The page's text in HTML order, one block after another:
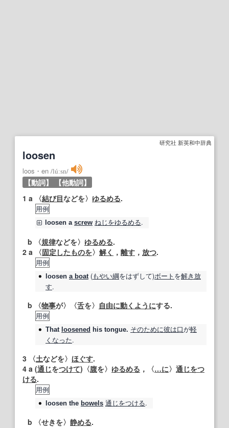
研究社 新英和中辞典
loosen
loos・en /lúːsn/
【動詞】
【他動詞】
1 a 〈結び目などを〉 ゆるめる.
用例
loosen a screw ねじをゆるめる.
b 〈規律などを〉 ゆるめる.
2 a 〈固定したものを〉 解く ， 離す ， 放つ.
用例
loosen a boat (もやい綱をはずして)ボート を解き放
す.
b 〈物事が〉〈舌を〉 自由に動く ようにする.
用例
That loosened his tongue. そのために彼は口が軽
く なった.
3 〈土などを〉 ほぐす.
4 a (通じをつけて)〈腹を〉 ゆるめる ，〈…に〉 通じをつ
ける.
用例
loosen the bowels 通じをつける.
b 〈せきを〉 静める.